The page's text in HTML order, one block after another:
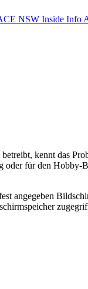
NSW Inside Info
kennt das
für den
angegeben